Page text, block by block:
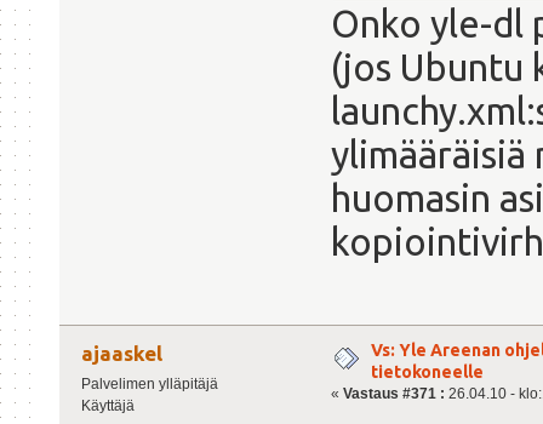
Onko yle-dl
(jos Ubuntu
ylimääräisiä
huomasin
ajaaskel
Palvelimen ylläpitäjä
Käyttäjä
Vs: Yle Areenan
tietokoneelle
« Vastaus #371 : 26.04.10 -